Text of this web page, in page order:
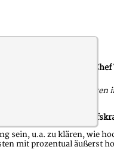
äußert sich Landes-Chef
nach möglichen
19 Infektion als
sein, u.a. zu klären, wie
mit prozentual äußerst